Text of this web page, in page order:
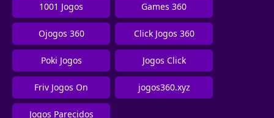
1001 Jogos Games 360
Ojogos 360 Click Jogos 360
Poki Jogos Jogos Click
Friv Jogos On jogos360.xyz
Jogos Parecidos